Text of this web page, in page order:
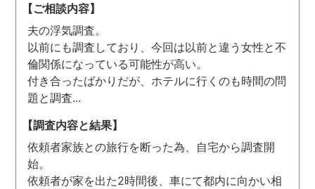
【ご相談内容】
夫の浮気調査。
以前にも調査しており、今回は以前と違う女性と不
倫関係になっている可能性が高い。
付き合ったばかりだが、ホテルに行くのも時間の問
題と調査...
【調査内容と結果】
依頼者家族との旅行を断った為、自宅から調査開
始。
依頼者が家を出た2時間後、車にて都内に向かい相